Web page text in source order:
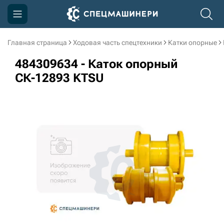
Главная страница Ходовая часть спецтехники Катки опорные
484309634 - Каток опорный
СК-12893 KTSU
Компания
Акции
3D тур по производству
3D тур по складам
sksale@skdst.ru